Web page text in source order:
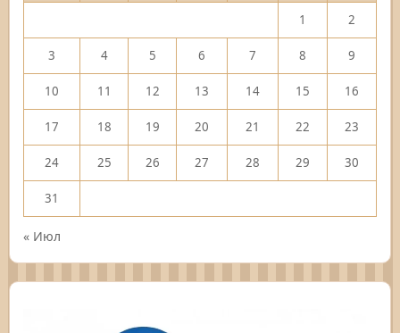
1 2
3 4 5 6 7 8 9
10 11 12 13 14 15 16
17 18 19 20 21 22 23
24 25 26 27 28 29 30
31
« Июл